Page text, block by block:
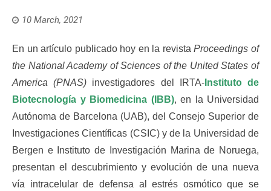
10 March, 2021
En un artículo publicado hoy en la revistaProceedings of
the National Academy of Sciences of the United States of
America (PNAS) investigadores del IRTA-Instituto de
Biotecnología y Biomedicina (IBB), en la Universidad
Autónoma de Barcelona (UAB), del Consejo Superior de
Investigaciones Científicas (CSIC) y de la Universidad de
Bergen e Instituto de Investigación Marina de Noruega,
presentan el descubrimiento y evolución de una nueva
vía intracelular de defensa al estrés osmótico que se